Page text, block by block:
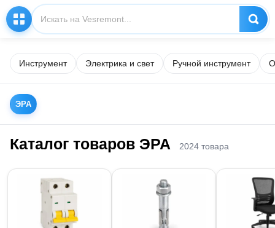
Инструмент Электрика и свет Ручной инструмент
ЭРА
Каталог товаров ЭРА 2024 товара